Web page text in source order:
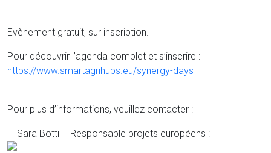
Evènement gratuit, sur inscription.
Pour découvrir l’agenda complet et s’inscrire :
https://www.smartagrihubs.eu/synergy-days
Pour plus d’informations, veuillez contacter :
Sara Botti – Responsable projets européens :